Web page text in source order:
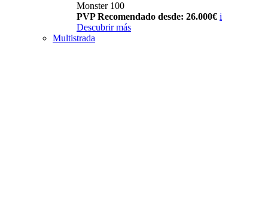
Monster 100
PVP Recomendado desde: 26.000€ i
Descubrir más
Multistrada